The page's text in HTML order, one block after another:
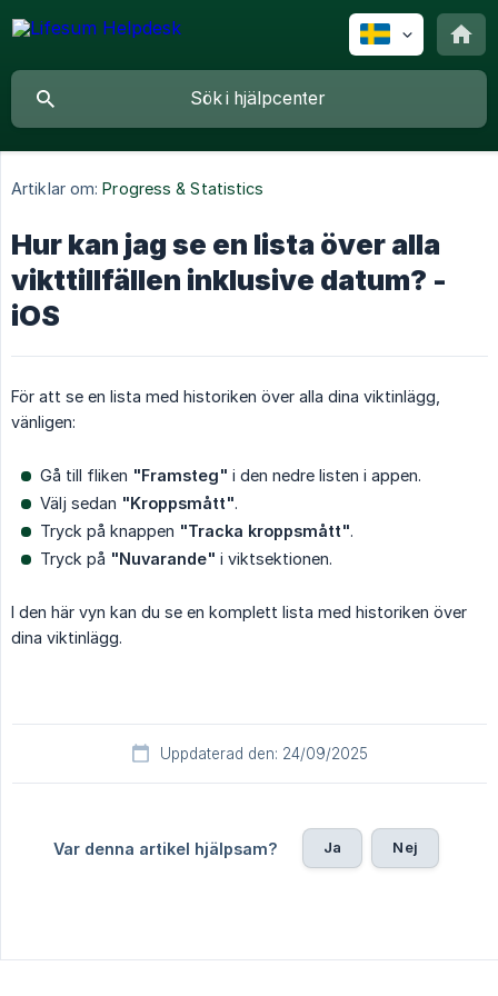
Artiklar om: Progress & Statistics
Hur kan jag se en lista över alla
vikttillfällen inklusive datum? -
iOS
För att se en lista med historiken över alla dina viktinlägg,
vänligen:
Gå till fliken "Framsteg" i den nedre listen i appen.
Välj sedan "Kroppsmått".
Tryck på knappen "Tracka kroppsmått".
Tryck på "Nuvarande" i viktsektionen.
I den här vyn kan du se en komplett lista med historiken över
dina viktinlägg.
Uppdaterad den: 24/09/2025
Var denna artikel hjälpsam? Ja Nej